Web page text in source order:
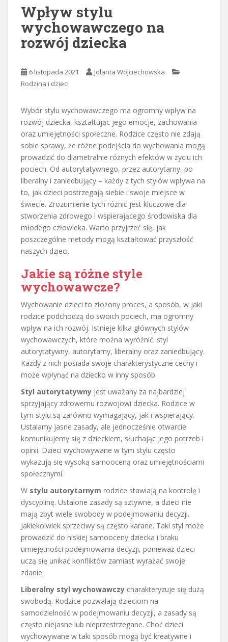
Wpływ stylu
wychowawczego na
rozwój dziecka
6 listopada 2021
Jolanta Wojciechowska
Rodzina i dzieci
Wybór stylu wychowawczego ma ogromny wpływ na
rozwój dziecka, kształtując jego emocje, zachowania
oraz umiejętności społeczne. Rodzice często nie zdają
sobie sprawy, że różne podejścia do wychowania mogą
prowadzić do diametralnie różnych efektów w życiu ich
pociech. Od autorytatywnego, przez autorytarny, po
liberalny i zaniedbujący – każdy z tych stylów wpływa na
to, jak dzieci postrzegają siebie i swoje miejsce w
świecie. Zrozumienie tych różnic jest kluczowe dla
stworzenia zdrowego i wspierającego środowiska dla
młodego człowieka. Warto przyjrzeć się, jak
poszczególne metody mogą kształtować przyszłość
naszych dzieci.
Jakie są różne style
wychowawcze?
Wychowanie dzieci to złożony proces, a sposób, w jaki
rodzice podchodzą do swoich pociech, ma ogromny
wpływ na ich rozwój. Istnieje kilka głównych stylów
wychowawczych, które można wyróżnić: styl
autorytatywny, autorytarny, liberalny oraz zaniedbujący.
Każdy z nich posiada swoje charakterystyczne cechy i
może wpłynąć na dziecko w inny sposób.
Styl autorytatywny jest uważany za najbardziej
sprzyjający zdrowemu rozwojowi dziecka. Rodzice w
tym stylu są zarówno wymagający, jak i wspierający.
Ustalamy jasne zasady, ale jednocześnie otwarcie
komunikujemy się z dzieckiem, słuchając jego potrzeb i
opinii. Dzieci wychowywane w tym stylu często
wykazują się wysoką samooceną oraz umiejętnościami
społecznymi.
W stylu autorytarnym rodzice stawiają na kontrolę i
dyscyplinę. Ustalone zasady są sztywne, a dzieci nie
mają zbyt wiele swobody w podejmowaniu decyzji.
Jakiekolwiek sprzeciwy są często karane. Taki styl może
prowadzić do niskiej samooceny dziecka i braku
umiejętności podejmowania decyzji, ponieważ dzieci
uczą się unikać konfliktów zamiast wyrażać swoje
zdanie.
Liberalny styl wychowawczy charakteryzuje się dużą
swobodą. Rodzice pozwalają dzieciom na
samodzielność w podejmowaniu decyzji, a zasady są
często niejasne lub nieprzestrzegane. Choć dzieci
wychowywane w taki sposób mogą być kreatywne i